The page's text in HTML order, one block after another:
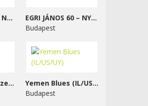
NINCS HOLNAP – NYÚLON...
EGRI JÁNOS 60 – NYÚLON...
Budapest
Kérdezd a zeneszerzőt...
Yemen Blues (IL/US/UY)
Budapest